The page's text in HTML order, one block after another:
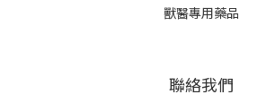
獸醫專用藥品
聯絡我們